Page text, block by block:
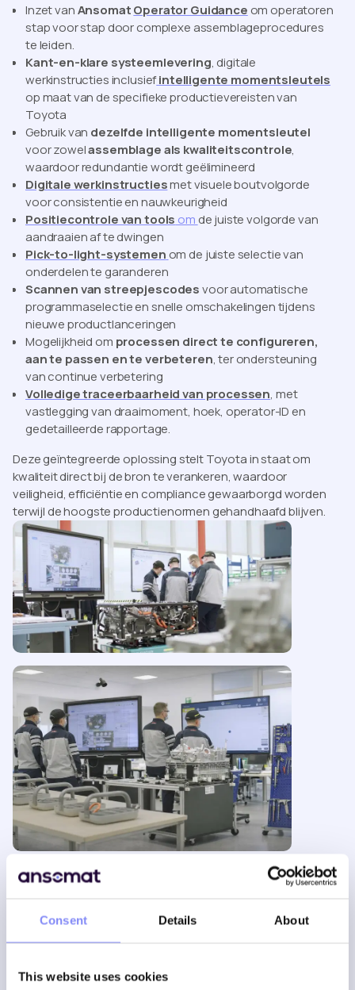
Consent Details About
This website uses cookies
Inzet vanAnsomatOperator Guidance om operatoren
stap voor stap door complexe assemblageprocedures
te leiden.
Kant-en-klare systeemlevering, digitale
werkinstructies inclusiefintelligente momentsleutels
op maat van de specifieke productievereisten van
Toyota
Gebruik van dezelfde intelligente momentsleutel
voor zowelassemblage als kwaliteitscontrole,
waardoor redundantie wordt geëlimineerd
Digitale werkinstructiesmet visuele boutvolgorde
voor consistentie en nauwkeurigheid
Positiecontrole van tools om de juiste volgorde van
aandraaien af te dwingen
Pick-to-light-systemen om de juiste selectie van
onderdelen te garanderen
Scannen van streepjescodesvoor automatische
programmaselectie en snelle omschakelingen tijdens
nieuwe productlanceringen
Mogelijkheid om processen direct te configureren,
aan te passen en te verbeteren, ter ondersteuning
van continue verbetering
Volledige traceerbaarheid van processen, met
vastlegging van draaimoment, hoek, operator-ID en
gedetailleerde rapportage.
Deze geïntegreerde oplossing stelt Toyota in staat om
kwaliteit direct bij de bron te verankeren, waardoor
veiligheid, efficiëntie en compliance gewaarborgd worden
terwijl de hoogste productienormen gehandhaafd blijven.
De flexibiliteit van een mens
herhaalbaarheid van een